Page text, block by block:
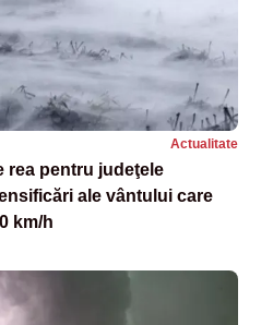
Actualitate
rea pentru judeţele
ale vântului care
km/h